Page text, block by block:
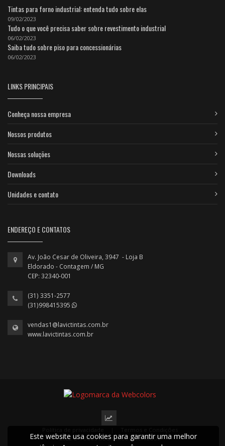
Tintas para forno industrial: entenda tudo sobre elas
09/02/2023
Tudo o que você precisa saber sobre revestimento industrial
06/02/2023
Saiba tudo sobre piso para concessionárias
06/02/2023
LINKS PRINCIPAIS
Conheça nossa empresa
Nossos produtos
Nossas soluções
Downloads
Unidades e contato
ENDEREÇO E CONTATOS
Av. João Cesar de Oliveira, 3947 - Loja B
Eldorado - Contagem / MG
CEP: 32340-001
(31) 3351-2577
(31)998415395
vendas1@lavictintas.com.br
www.lavictintas.com.br
2022 © Todos os direitos reservados.
Este website usa cookies para garantir uma melhor